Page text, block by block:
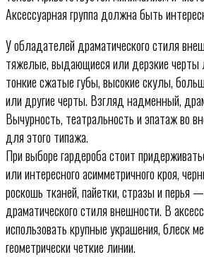
Аксессуарная группа должна быть
У обладателей драматического стиля
тяжелые, выдающиеся или дерзкие черты
тонкие сжатые губы, высокие скулы,
или другие черты. Взгляд надменный,
Вычурность, театральность и эпатаж во
для этого типажа.
При выборе гардероба стоит
или интересного асимметричного кроя,
роскошь тканей, пайетки, стразы и перья
драматического стиля внешности. В
использовать крупные украшения, блеск
геометрически четкие линии.